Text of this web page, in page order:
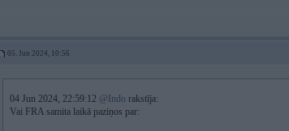
05. Jun 2024, 10:56
04 Jun 2024, 22:59:12 @Indo rakstīja:
Vai FRA samita laikā paziņos par: